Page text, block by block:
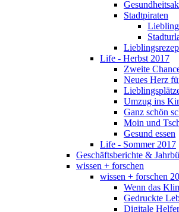
Stadtpiraten
Life - Herbst 2017
Zweite
Neues Herz
Umzug ins
Ganz schön
Moin und
Gesund essen
Life - Sommer 2017
Geschäftsberichte &
wissen + forschen
wissen + forschen
Wenn das
Gedruckte
Digitale